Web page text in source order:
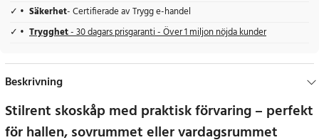
Säkerhet- Certifierade av Trygg e-handel
Trygghet- 30 dagars prisgaranti - Över 1 miljon nöjda kunder
Beskrivning
Stilrent skoskåp med praktisk förvaring – perfekt
för hallen, sovrummet eller vardagsrummet